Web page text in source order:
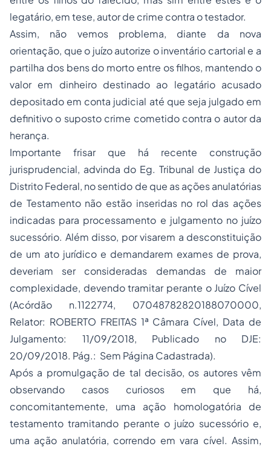
legatário, em tese, autor de crime contra o testador.
Assim, não vemos problema, diante da nova
orientação, que o juízo autorize o inventário cartorial e a
partilha dos bens do morto entre os filhos, mantendo o
valor em dinheiro destinado ao legatário acusado
depositado em conta judicial até que seja julgado em
definitivo o suposto crime cometido contra o autor da
herança.
Importante frisar que há recente construção
jurisprudencial, advinda do Eg. Tribunal de Justiça do
Distrito Federal, no sentido de que as ações anulatórias
de Testamento não estão inseridas no rol das ações
indicadas para processamento e julgamento no juízo
sucessório. Além disso, por visarem a desconstituição
de um ato jurídico e demandarem exames de prova,
deveriam ser consideradas demandas de maior
complexidade, devendo tramitar perante o Juízo Cível
(Acórdão n.1122774, 07048782820188070000,
Relator: ROBERTO FREITAS 1ª Câmara Cível, Data de
Julgamento: 11/09/2018, Publicado no DJE:
20/09/2018. Pág.: Sem Página Cadastrada).
Após a promulgação de tal decisão, os autores vêm
observando casos curiosos em que há,
concomitantemente, uma ação homologatória de
testamento tramitando perante o juízo sucessório e,
uma ação anulatória, correndo em vara cível. Assim,